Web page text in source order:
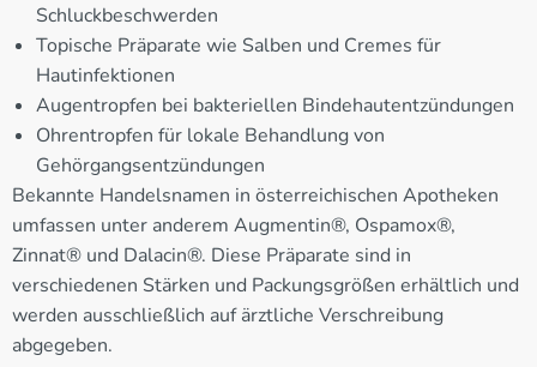
Schluckbeschwerden
Topische Präparate wie Salben und Cremes für
Hautinfektionen
Augentropfen bei bakteriellen Bindehautentzündungen
Ohrentropfen für lokale Behandlung von
Gehörgangsentzündungen
Bekannte Handelsnamen in österreichischen Apotheken
umfassen unter anderem Augmentin®, Ospamox®,
Zinnat® und Dalacin®. Diese Präparate sind in
verschiedenen Stärken und Packungsgrößen erhältlich und
werden ausschließlich auf ärztliche Verschreibung
abgegeben.